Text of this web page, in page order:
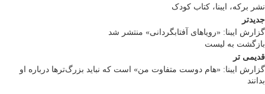
نشر برکه، ایبنا، کتاب کودک
جدیدتر
گزارش ایبنا: «رویاهای آفتابگردانی» منتشر شد
بازگشت به لیست
قدیمی تر
گزارش ایبنا: «هام دوست متفاوت من» است که نباید بزرگ‌ترها درباره او
بدانند